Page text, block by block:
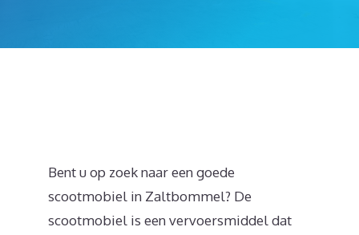
Bent u op zoek naar een goede
scootmobiel in Zaltbommel? De
scootmobiel is een vervoersmiddel dat